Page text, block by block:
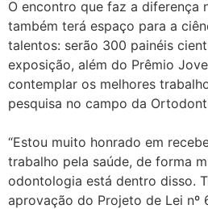
O encontro que faz a diferença
também terá espaço para a
talentos: serão 300 painéis
exposição, além do Prêmio
contemplar os melhores
pesquisa no campo da
“Estou muito honrado em
trabalho pela saúde, de forma
odontologia está dentro disso.
aprovação do Projeto de Lei nº